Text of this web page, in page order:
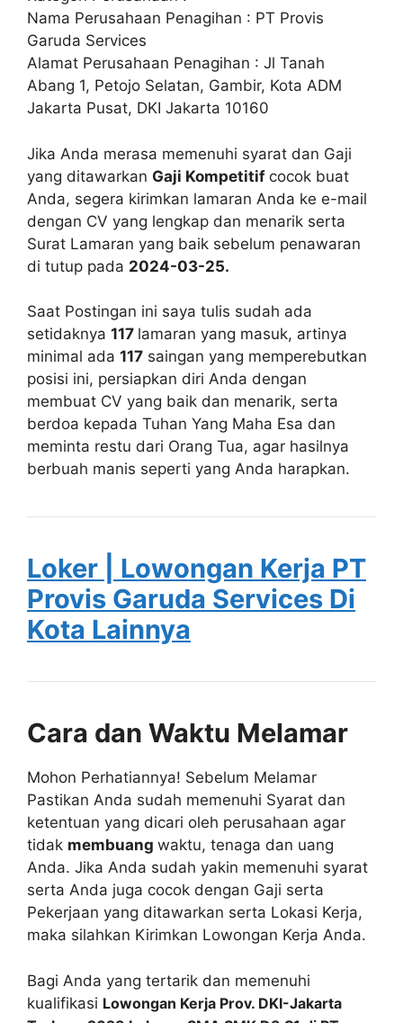
Nama Perusahaan Penagihan : PT Provis
Garuda Services
Alamat Perusahaan Penagihan : Jl Tanah
Abang 1, Petojo Selatan, Gambir, Kota ADM
Jakarta Pusat, DKI Jakarta 10160
Jika Anda merasa memenuhi syarat dan Gaji
yang ditawarkan Gaji Kompetitif cocok buat
Anda, segera kirimkan lamaran Anda ke e-mail
dengan CV yang lengkap dan menarik serta
Surat Lamaran yang baik sebelum penawaran
di tutup pada 2024-03-25.
Saat Postingan ini saya tulis sudah ada
setidaknya 117 lamaran yang masuk, artinya
minimal ada 117 saingan yang memperebutkan
posisi ini, persiapkan diri Anda dengan
membuat CV yang baik dan menarik, serta
berdoa kepada Tuhan Yang Maha Esa dan
meminta restu dari Orang Tua, agar hasilnya
berbuah manis seperti yang Anda harapkan.
Loker | Lowongan Kerja PT
Provis Garuda Services Di
Kota Lainnya
Cara dan Waktu Melamar
Mohon Perhatiannya! Sebelum Melamar
Pastikan Anda sudah memenuhi Syarat dan
ketentuan yang dicari oleh perusahaan agar
tidak membuang waktu, tenaga dan uang
Anda. Jika Anda sudah yakin memenuhi syarat
serta Anda juga cocok dengan Gaji serta
Pekerjaan yang ditawarkan serta Lokasi Kerja,
maka silahkan Kirimkan Lowongan Kerja Anda.
Bagi Anda yang tertarik dan memenuhi
kualifikasi Lowongan Kerja Prov. DKI-Jakarta